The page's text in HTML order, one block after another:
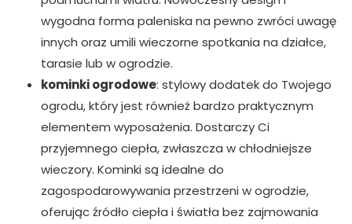
wygodna forma paleniska na pewno zwróci uwagę
innych oraz umili wieczorne spotkania na działce,
tarasie lub w ogrodzie.
kominki ogrodowe: stylowy dodatek do Twojego
ogrodu, który jest również bardzo praktycznym
elementem wyposażenia. Dostarczy Ci
przyjemnego ciepła, zwłaszcza w chłodniejsze
wieczory. Kominki są idealne do
zagospodarowywania przestrzeni w ogrodzie,
oferując źródło ciepła i światła bez zajmowania